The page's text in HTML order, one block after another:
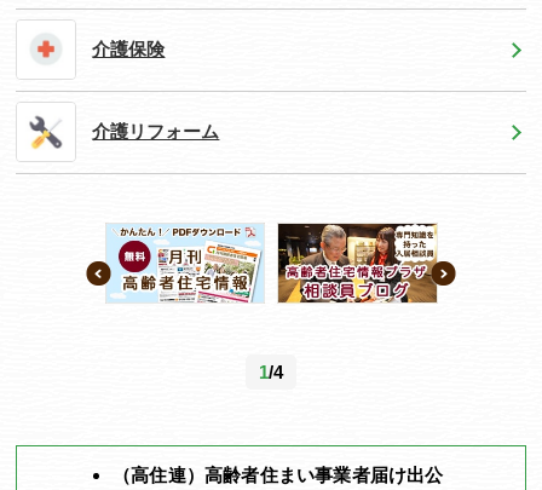
介護保険
介護リフォーム
1/4
（高住連）高齢者住まい事業者届け出公